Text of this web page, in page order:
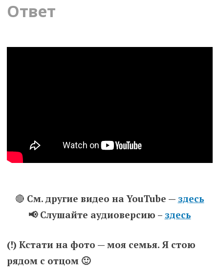
Ответ
🔴 См. другие видео на YouTube — здесь
📢 Слушайте аудиоверсию – здесь
(!) Кстати на фото — моя семья. Я стою
рядом с отцом 🙂